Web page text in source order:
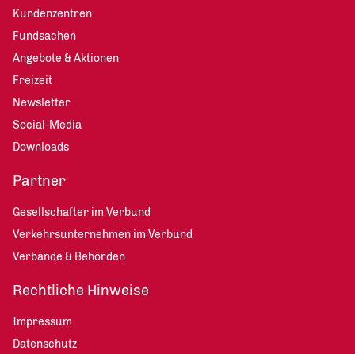
Kundenzentren
Fundsachen
Angebote & Aktionen
Freizeit
Newsletter
Social-Media
Downloads
Partner
Gesellschafter im Verbund
Verkehrsunternehmen im Verbund
Verbände & Behörden
Rechtliche Hinweise
Impressum
Datenschutz